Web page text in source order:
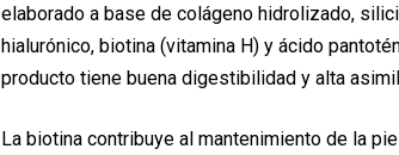
elaborado a base de colágeno hidrolizado,
hialurónico, biotina (vitamina H) y ácido
producto tiene buena digestibilidad y alta
La biotina contribuye al mantenimiento de la